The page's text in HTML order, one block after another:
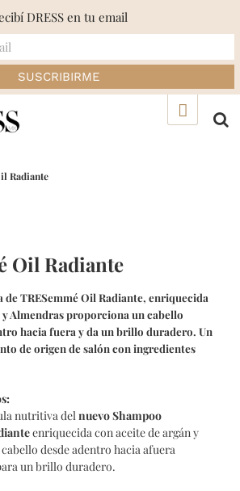
Radiante
Oil Radiante
TRESemmé Oil Radiante, enriquecida
y Almendras proporciona un cabello
hacia fuera y da un brillo duradero. Un
de origen de salón con ingredientes
nutritiva delnuevoShampoo
enriquecida con aceite de argán y
desde adentro hacia afuera
un brillo duradero.
DRESS en tu email